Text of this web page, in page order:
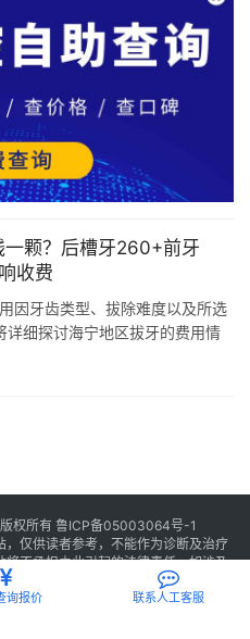
颗？后槽牙260+前牙
收费
因牙齿类型、拔除难度以及所选
细探讨海宁地区拔牙的费用情
权所有 鲁ICP备05003064号-1
仅供读者参考，不能作为诊断及治疗
不承担由此引起的法律责任。如涉及
我们
询报价 联系人工客服